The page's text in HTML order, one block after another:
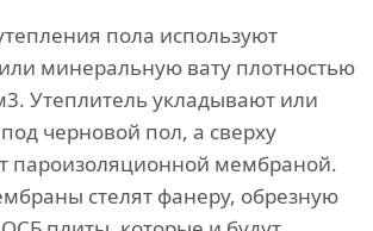
пола используют
минеральную вату плотностью
Утеплитель укладывают или
черновой пол, а сверху
пароизоляционной мембраной.
стелят фанеру, обрезную